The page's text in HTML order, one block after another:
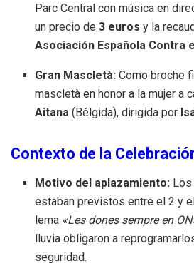
Parc Central con música en
un precio de3 euros y la
Asociación Española Contra
Gran Mascletà: Como broche
mascletà en honor a la mujer a
Aitana (Bélgida), dirigida por
Contexto de la
Motivo del aplazamiento:
estaban previstos entre el 2 y
lema «Les dones sempre en
lluvia obligaron a
seguridad.